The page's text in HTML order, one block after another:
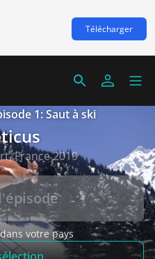
Télécharger
1: Saut à ski
France 2019
votre pays